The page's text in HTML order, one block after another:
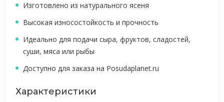
Изготовлено из натурального ясеня
Высокая износостойкость и прочность
Идеально для подачи сыра, фруктов, сладостей,
суши, мяса или рыбы
Доступно для заказа на Posudaplanet.ru
Характеристики